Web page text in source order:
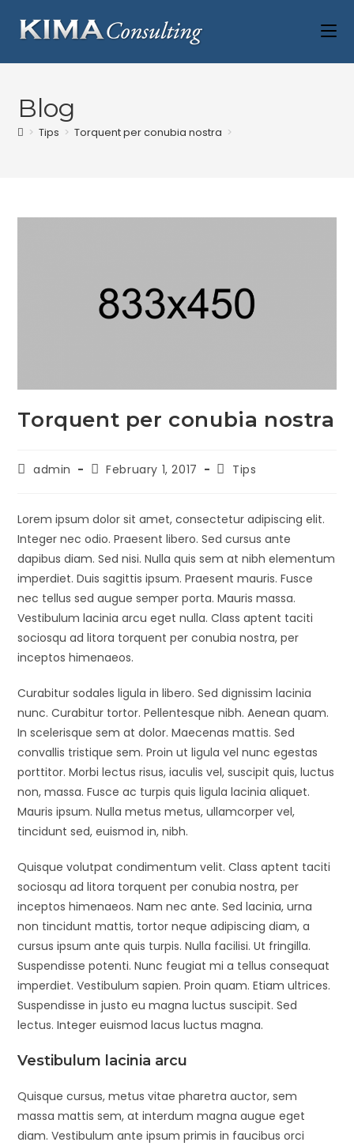
Blog
> Tips > Torquent per conubia nostra >
Torquent per conubia nostra
admin February 1, 2017 Tips
Lorem ipsum dolor sit amet, consectetur adipiscing elit.
Integer nec odio. Praesent libero. Sed cursus ante
dapibus diam. Sed nisi. Nulla quis sem at nibh elementum
imperdiet. Duis sagittis ipsum. Praesent mauris. Fusce
nec tellus sed augue semper porta. Mauris massa.
Vestibulum lacinia arcu eget nulla. Class aptent taciti
sociosqu ad litora torquent per conubia nostra, per
inceptos himenaeos.
Curabitur sodales ligula in libero. Sed dignissim lacinia
nunc. Curabitur tortor. Pellentesque nibh. Aenean quam.
In scelerisque sem at dolor. Maecenas mattis. Sed
convallis tristique sem. Proin ut ligula vel nunc egestas
porttitor. Morbi lectus risus, iaculis vel, suscipit quis, luctus
non, massa. Fusce ac turpis quis ligula lacinia aliquet.
Mauris ipsum. Nulla metus metus, ullamcorper vel,
tincidunt sed, euismod in, nibh.
Quisque volutpat condimentum velit. Class aptent taciti
sociosqu ad litora torquent per conubia nostra, per
inceptos himenaeos. Nam nec ante. Sed lacinia, urna
non tincidunt mattis, tortor neque adipiscing diam, a
cursus ipsum ante quis turpis. Nulla facilisi. Ut fringilla.
Suspendisse potenti. Nunc feugiat mi a tellus consequat
imperdiet. Vestibulum sapien. Proin quam. Etiam ultrices.
Suspendisse in justo eu magna luctus suscipit. Sed
lectus. Integer euismod lacus luctus magna.
Vestibulum lacinia arcu
Quisque cursus, metus vitae pharetra auctor, sem
massa mattis sem, at interdum magna augue eget
diam. Vestibulum ante ipsum primis in faucibus orci